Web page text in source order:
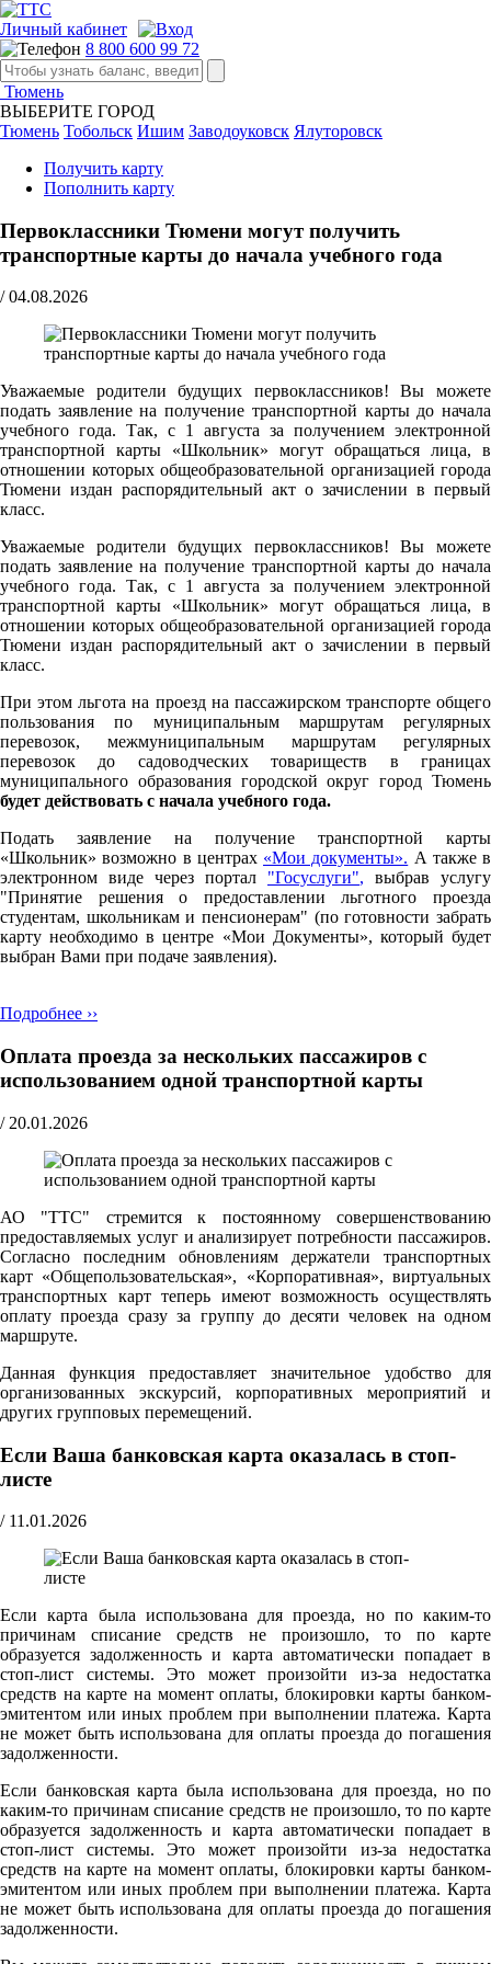
Личный кабинет
8 800 600 99 72
Тюмень
ВЫБЕРИТЕ ГОРОД
Тюмень Тобольск Ишим Заводоуковск Ялуторовск
Получить карту
Пополнить карту
Первоклассники Тюмени могут получить
транспортные карты до начала учебного года
/ 04.08.2026
Уважаемые родители будущих первоклассников! Вы можете
подать заявление на получение транспортной карты до начала
учебного года. Так, с 1 августа за получением электронной
транспортной карты «Школьник» могут обращаться лица, в
отношении которых общеобразовательной организацией города
Тюмени издан распорядительный акт о зачислении в первый
класс.
Уважаемые родители будущих первоклассников! Вы можете
подать заявление на получение транспортной карты до начала
учебного года. Так, с 1 августа за получением электронной
транспортной карты «Школьник» могут обращаться лица, в
отношении которых общеобразовательной организацией города
Тюмени издан распорядительный акт о зачислении в первый
класс.
При этом льгота на проезд на пассажирском транспорте общего
пользования по муниципальным маршрутам регулярных
перевозок, межмуниципальным маршрутам регулярных
перевозок до садоводческих товариществ в границах
муниципального образования городской округ город Тюмень
будет действовать с начала учебного года.
Подать заявление на получение транспортной карты
«Школьник» возможно в центрах «Мои документы». А также в
электронном виде через портал "Госуслуги", выбрав услугу
"Принятие решения о предоставлении льготного проезда
студентам, школьникам и пенсионерам" (по готовности забрать
карту необходимо в центре «Мои Документы», который будет
выбран Вами при подаче заявления).
Подробнее ››
Оплата проезда за нескольких пассажиров с
использованием одной транспортной карты
/ 20.01.2026
АО "ТТС" стремится к постоянному совершенствованию
предоставляемых услуг и анализирует потребности пассажиров.
Согласно последним обновлениям держатели транспортных
карт «Общепользовательская», «Корпоративная», виртуальных
транспортных карт теперь имеют возможность осуществлять
оплату проезда сразу за группу до десяти человек на одном
маршруте.
Данная функция предоставляет значительное удобство для
организованных экскурсий, корпоративных мероприятий и
других групповых перемещений.
Если Ваша банковская карта оказалась в стоп-
листе
/ 11.01.2026
Если карта была использована для проезда, но по каким-то
причинам списание средств не произошло, то по карте
образуется задолженность и карта автоматически попадает в
стоп-лист системы. Это может произойти из-за недостатка
средств на карте на момент оплаты, блокировки карты банком-
эмитентом или иных проблем при выполнении платежа. Карта
не может быть использована для оплаты проезда до погашения
задолженности.
Если банковская карта была использована для проезда, но по
каким-то причинам списание средств не произошло, то по карте
образуется задолженность и карта автоматически попадает в
стоп-лист системы. Это может произойти из-за недостатка
средств на карте на момент оплаты, блокировки карты банком-
эмитентом или иных проблем при выполнении платежа. Карта
не может быть использована для оплаты проезда до погашения
задолженности.